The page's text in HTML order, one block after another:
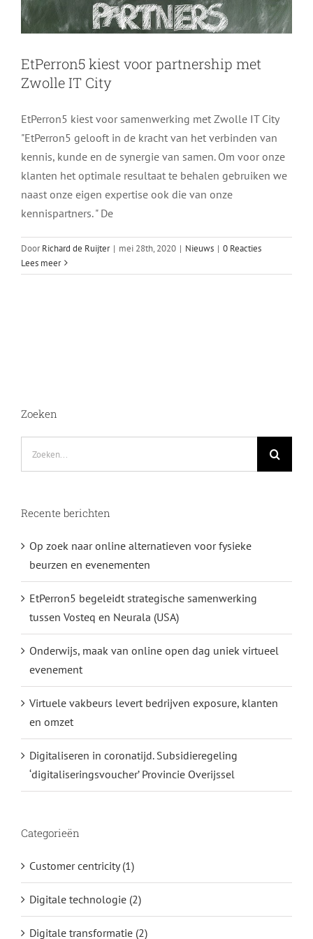
EtPerron5 kiest voor partnership met
Zwolle IT City
EtPerron5 kiest voor samenwerking met Zwolle IT City
"EtPerron5 gelooft in de kracht van het verbinden van
kennis, kunde en de synergie van samen. Om voor onze
klanten het optimale resultaat te behalen gebruiken we
naast onze eigen expertise ook die van onze
kennispartners. " De
DoorRichard de Ruijter | mei 28th, 2020 | Nieuws | 0 Reacties
Lees meer
Zoeken
Recente berichten
Op zoek naar online alternatieven voor fysieke
beurzen en evenementen
EtPerron5 begeleidt strategische samenwerking
tussen Vosteq en Neurala (USA)
Onderwijs, maak van online open dag uniek virtueel
evenement
Virtuele vakbeurs levert bedrijven exposure, klanten
en omzet
Digitaliseren in coronatijd. Subsidieregeling
‘digitaliseringsvoucher’ Provincie Overijssel
Categorieën
Customer centricity (1)
Digitale technologie (2)
Digitale transformatie (2)